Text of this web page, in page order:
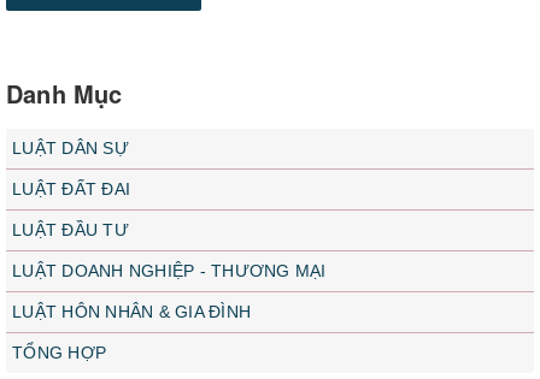
Danh Mục
LUẬT DÂN SỰ
LUẬT ĐẤT ĐAI
LUẬT ĐẦU TƯ
LUẬT DOANH NGHIỆP - THƯƠNG MẠI
LUẬT HÔN NHÂN & GIA ĐÌNH
TỔNG HỢP